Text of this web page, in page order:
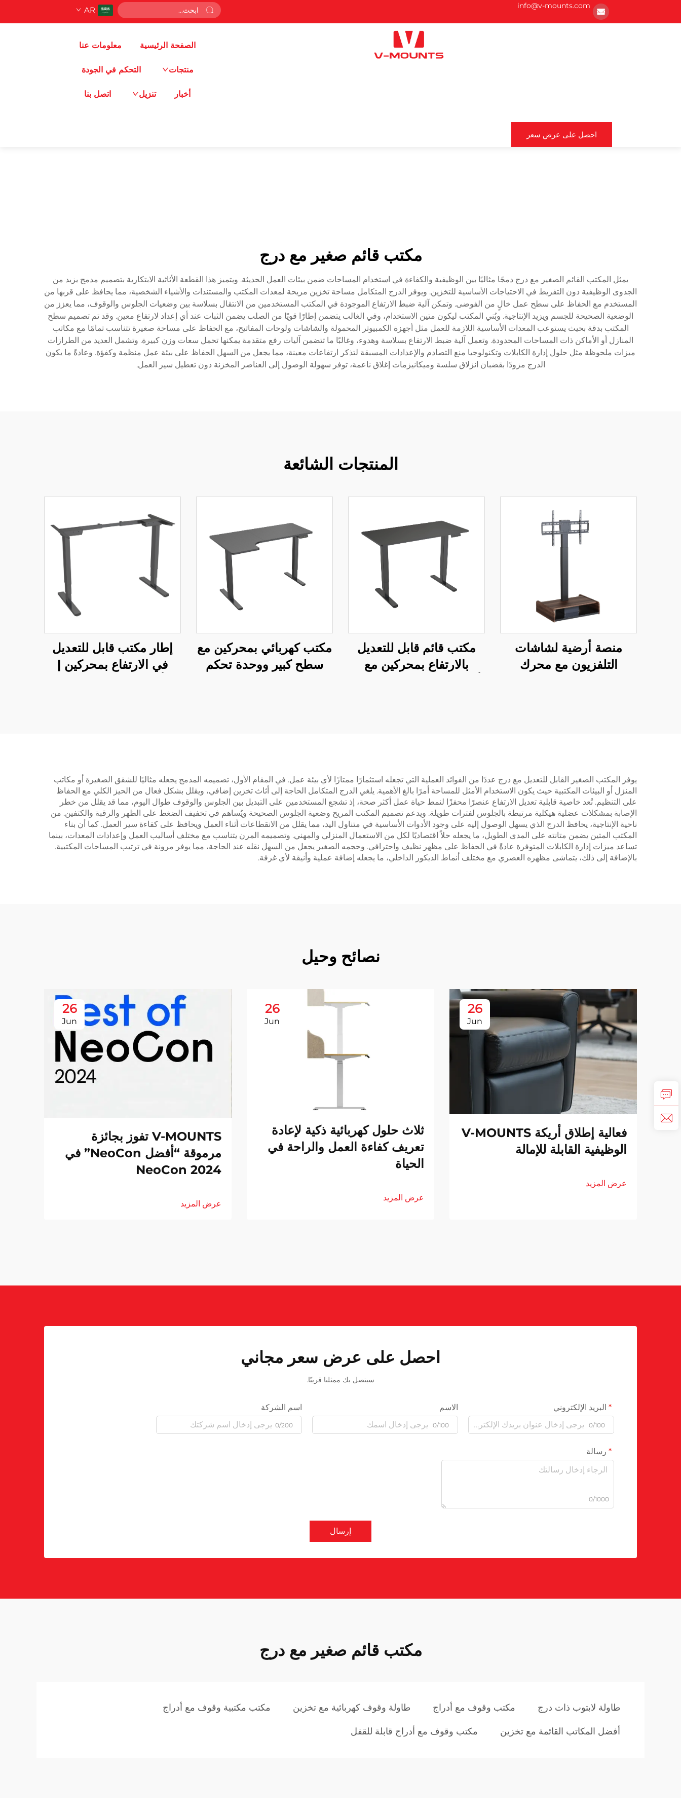
info@v-mounts.com
AR
الصفحة الرئيسية معلومات عنا
منتجات التحكم في الجودة
أخبار تنزيل اتصل بنا
احصل على عرض سعر
مكتب قائم صغير مع درج
يمثل المكتب القائم الصغير مع درج دمجًا مثاليًا بين الوظيفية والكفاءة في استخدام المساحات ضمن بيئات العمل الحديثة. ويتميز هذا القطعة الأثاثية الابتكارية بتصميم مدمج يزيد من
الجدوى الوظيفية دون التفريط في الاحتياجات الأساسية للتخزين. ويوفر الدرج المتكامل مساحة تخزين مريحة لمعدات المكتب والمستندات والأشياء الشخصية، مما يحافظ على قربها من
المستخدم مع الحفاظ على سطح عمل خالٍ من الفوضى. وتمكن آلية ضبط الارتفاع الموجودة في المكتب المستخدمين من الانتقال بسلاسة بين وضعيات الجلوس والوقوف، مما يعزز من
الوضعية الصحيحة للجسم ويزيد الإنتاجية. وبُني المكتب ليكون متين الاستخدام، وفي الغالب يتضمن إطارًا قويًا من الصلب يضمن الثبات عند أي إعداد لارتفاع معين. وقد تم تصميم سطح
المكتب بدقة بحيث يستوعب المعدات الأساسية اللازمة للعمل مثل أجهزة الكمبيوتر المحمولة والشاشات ولوحات المفاتيح، مع الحفاظ على مساحة صغيرة تتناسب تمامًا مع مكاتب
المنازل أو الأماكن ذات المساحات المحدودة. وتعمل آلية ضبط الارتفاع بسلاسة وهدوء، وغالبًا ما تتضمن آليات رفع متقدمة يمكنها تحمل سعات وزن كبيرة. وتشمل العديد من الطرازات
ميزات ملحوظة مثل حلول إدارة الكابلات وتكنولوجيا منع التصادم والإعدادات المسبقة لتذكر ارتفاعات معينة، مما يجعل من السهل الحفاظ على بيئة عمل منظمة وكفؤة. وعادةً ما يكون
الدرج مزودًا بقضبان انزلاق سلسة وميكانيزمات إغلاق ناعمة، توفر سهولة الوصول إلى العناصر المخزنة دون تعطيل سير العمل.
المنتجات الشائعة
منصة أرضية لشاشات
التلفزيون مع محرك
مكتب قائم قابل للتعديل
بالارتفاع بمحركين مع
مكتب كهربائي بمحركين مع
سطح كبير ووحدة تحكم
إطار مكتب قابل للتعديل
في الارتفاع بمحركين |
يوفر المكتب الصغير القابل للتعديل مع درج عددًا من الفوائد العملية التي تجعله استثمارًا ممتازًا لأي بيئة عمل. في المقام الأول، تصميمه المدمج يجعله مثاليًا للشقق الصغيرة أو مكاتب
المنزل أو البيئات المكتبية حيث يكون الاستخدام الأمثل للمساحة أمرًا بالغ الأهمية. يلغي الدرج المتكامل الحاجة إلى أثاث تخزين إضافي، ويقلل بشكل فعال من الحيز الكلي مع الحفاظ
على التنظيم. تُعد خاصية قابلية تعديل الارتفاع عنصرًا محفزًا لنمط حياة عمل أكثر صحة، إذ تشجع المستخدمين على التبديل بين الجلوس والوقوف طوال اليوم، مما قد يقلل من خطر
الإصابة بمشكلات عضلية هيكلية مرتبطة بالجلوس لفترات طويلة. ويدعم تصميم المكتب المريح وضعية الجلوس الصحيحة ويُساهم في تخفيف الضغط على الظهر والرقبة والكتفين. من
ناحية الإنتاجية، يحافظ الدرج الذي يسهل الوصول إليه على وجود الأدوات الأساسية في متناول اليد، مما يقلل من الانقطاعات أثناء العمل ويحافظ على كفاءة سير العمل. كما أن بناء
المكتب المتين يضمن متانته على المدى الطويل، ما يجعله حلاً اقتصاديًا لكل من الاستعمال المنزلي والمهني. وتصميمه المرن يتناسب مع مختلف أساليب العمل وإعدادات المعدات، بينما
تساعد ميزات إدارة الكابلات المتوفرة عادةً في الحفاظ على مظهر نظيف واحترافي. وحجمه الصغير يجعل من السهل نقله عند الحاجة، مما يوفر مرونة في ترتيب المساحات المكتبية.
بالإضافة إلى ذلك، يتماشى مظهره العصري مع مختلف أنماط الديكور الداخلي، ما يجعله إضافة عملية وأنيقة لأي غرفة.
نصائح وحيل
26
Jun
فعالية إطلاق أريكة V-MOUNTS
الوظيفية القابلة للإمالة
عرض المزيد
26
Jun
ثلاث حلول كهربائية ذكية لإعادة
تعريف كفاءة العمل والراحة في
الحياة
عرض المزيد
26
Jun
V-MOUNTS تفوز بجائزة
مرموقة “أفضل NeoCon” في
NeoCon 2024
عرض المزيد
احصل على عرض سعر مجاني
سيتصل بك ممثلنا قريبًا.
البريد الإلكتروني
0/100
الاسم
0/100
اسم الشركة
0/200
رسالة
0/1000
إرسال
مكتب قائم صغير مع درج
طاولة لابتوب ذات درج مكتب وقوف مع أدراج طاولة وقوف كهربائية مع تخزين مكتب مكتبية وقوف مع أدراج
أفضل المكاتب القائمة مع تخزين مكتب وقوف مع أدراج قابلة للقفل